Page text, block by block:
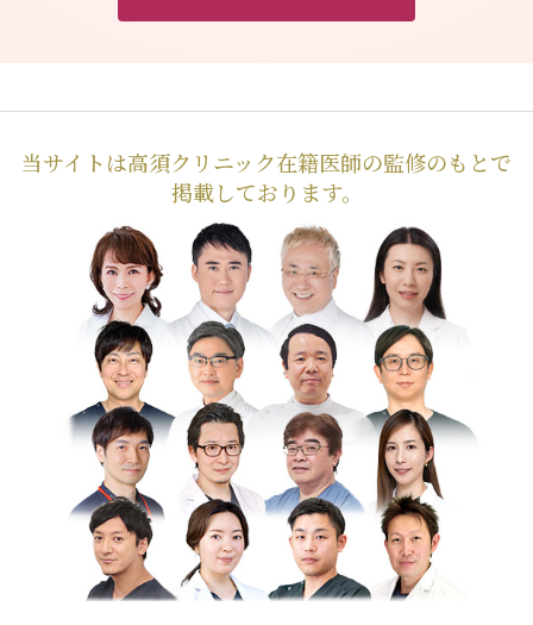
当サイトは高須クリニック在籍医師の監修のもとで
掲載しております。